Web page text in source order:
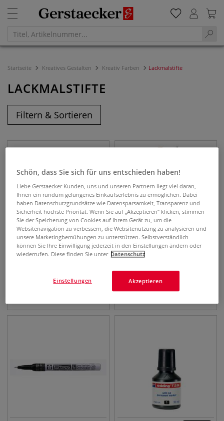
Startseite Kreatives Gestalten Kreativ Farben Lackmalstifte
LACKMALSTIFTE
Filtern & Sortieren
20 Farben
Calligrapher Kalligraphie-
Stift
Schön, dass Sie sich für uns entschieden haben!
Liebe Gerstaecker Kunden, uns und unseren Partnern liegt viel daran,
Ihnen ein rundum gelungenes Einkaufserlebnis zu ermöglichen. Dabei
haben Datenschutzgrundsätze wie Datensparsamkeit, Transparenz und
Sicherheit höchste Priorität. Wenn Sie auf „Akzeptieren“ klicken, stimmen
Sie der Speicherung von Cookies auf Ihrem Gerät zu, um die
Websitenavigation zu verbessern, die Websitenutzung zu analysieren und
unsere Marketingbemühungen zu unterstützen. Selbstverständlich
können Sie Ihre Einwilligung jederzeit in den Einstellungen ändern oder
wiederrufen. Diese finden Sie unter Datenschutz
Akzeptieren
Einstellungen